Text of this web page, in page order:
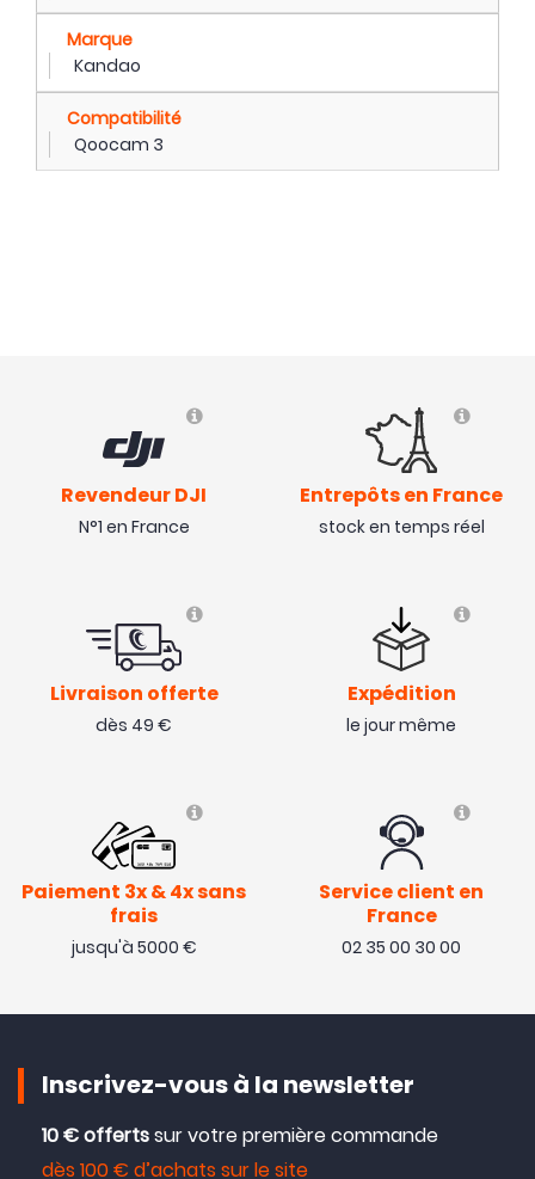
Marque
Kandao
Compatibilité
Qoocam 3
Revendeur DJI
N°1 en France
Entrepôts en France
stock en temps réel
Livraison offerte
dès 49 €
Expédition
le jour même
Paiement 3x & 4x sans
frais
jusqu'à 5000 €
Service client en
France
02 35 00 30 00
Inscrivez-vous à la newsletter
10 € offertssur votre première commande
dès 100 € d’achats sur le site